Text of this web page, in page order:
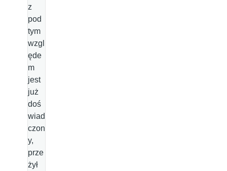
z
pod
tym
wzgl
ęde
m
jest
już
doś
wiad
czon
y,
prze
żył